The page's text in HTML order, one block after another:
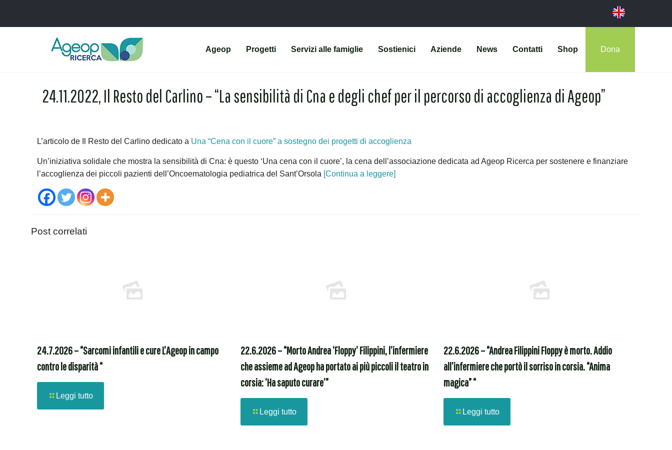
Ageop Progetti Servizi alle famiglie Sostienici Aziende News Contatti Shop Dona
24.11.2022, Il Resto del Carlino – “La sensibilità di Cna e degli chef per il percorso di accoglienza di Ageop”
L’articolo de Il Resto del Carlino dedicato a Una “Cena con il cuore” a sostegno dei progetti di accoglienza
Un’iniziativa solidale che mostra la sensibilità di Cna: è questo ‘Una cena con il cuore’, la cena dell’associazione dedicata ad Ageop Ricerca per sostenere e finanziare
l’accoglienza dei piccoli pazienti dell’Oncoematologia pediatrica del Sant’Orsola [Continua a leggere]
Post correlati
24.7.2026 – “Sarcomi infantili e cure L’Ageop in campo
contro le disparità “
Leggi tutto
22.6.2026 – “Morto Andrea ‘Floppy’ Filippini, l’infermiere
che assieme ad Ageop ha portato ai più piccoli il teatro in
corsia: ‘Ha saputo curare’”
Leggi tutto
22.6.2026 – “Andrea Filippini Floppy è morto. Addio
all’infermiere che portò il sorriso in corsia. “Anima
magica” “
Leggi tutto